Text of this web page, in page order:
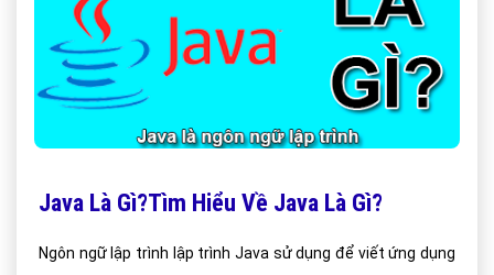
Java Là Gì?Tìm Hiểu Về Java Là Gì?
Ngôn ngữ lập trình lập trình Java sử dụng để viết ứng dụng